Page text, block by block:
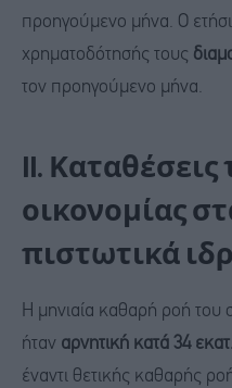
προηγούμενο μήνα. Ο
χρηματοδότησής τους
τον προηγούμενο μήνα.
II. Καταθέσεις
οικονομίας
πιστωτικά
H μηνιαία καθαρή ροή
ήταν αρνητική κατά 34
έναντι θετικής καθαρής